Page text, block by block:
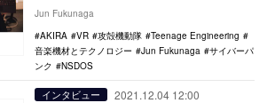
は2022年…
Jun Fukunaga
AKIRA
VR 攻殻機動隊
Teenage Engineering
音楽機材とテクノロジー
Jun Fukunaga
サイバーパ
ンク
NSDOS
インタビュー 2021.12.04 12:00